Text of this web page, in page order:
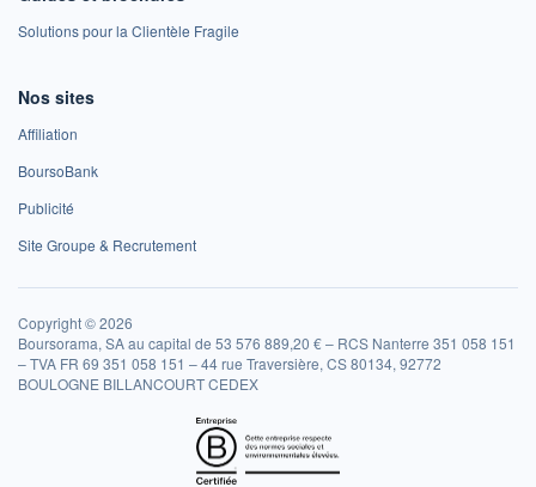
Solutions pour la Clientèle Fragile
Nos sites
Affiliation
BoursoBank
Publicité
Site Groupe & Recrutement
Copyright © 2026
Boursorama, SA au capital de 53 576 889,20 € – RCS Nanterre 351 058 151
– TVA FR 69 351 058 151 – 44 rue Traversière, CS 80134, 92772
BOULOGNE BILLANCOURT CEDEX